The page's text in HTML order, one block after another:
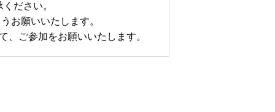
ださい。
お願いいたします。
ご参加をお願いいたします。